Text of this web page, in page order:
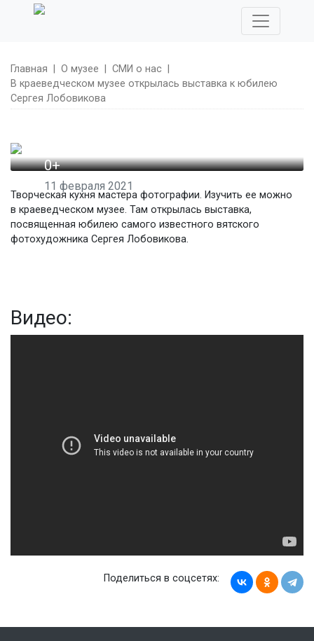
Главная О музее СМИ о нас
В краеведческом музее открылась выставка к юбилею
Сергея Лобовикова
0+
11 февраля 2021
В краеведческом
музее открылась
Творческая кухня мастера фотографии. Изучить ее можно
в краеведческом музее. Там открылась выставка,
посвященная юбилею самого известного вятского
фотохудожника Сергея Лобовикова.
Видео:
Поделиться в соцсетях: